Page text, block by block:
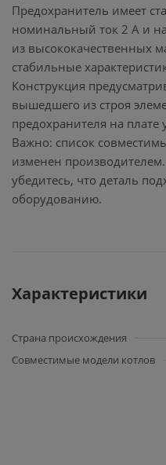
Предохранитель имеет
номинальный ток 2 А и
из высококачественных
стабильные
Конструкция
вышедшего из строя
предохранителя на плате
Важно: список
изменен
убедитесь, что деталь
оборудованию.
Характеристики
Страна происхождения
Совместимые модели котлов